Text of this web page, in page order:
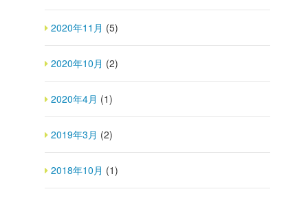
2020年11月 (5)
2020年10月 (2)
2020年4月 (1)
2019年3月 (2)
2018年10月 (1)